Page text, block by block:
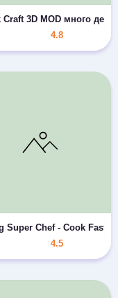
рубинов
Craft 3D MOD много денег
4.8
Super Chef - Cook Fast
4.5